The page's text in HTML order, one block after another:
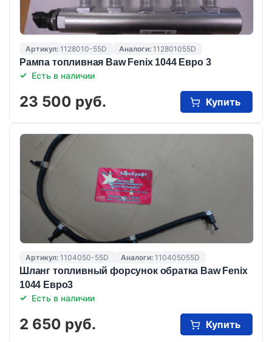
Артикул: 1128010-55D Аналоги: 112801055D
Рампа топливная Baw Fenix 1044 Eвро 3
Есть в наличии
23 500 руб. Купить
Артикул: 1104050-55D Аналоги: 110405055D
Шланг топливный форсунок обратка Baw Fenix
1044 Евро3
Есть в наличии
2 650 руб. Купить